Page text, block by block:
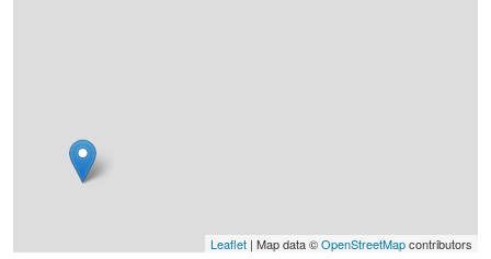
Leaflet | Map data ©OpenStreetMapcontributors